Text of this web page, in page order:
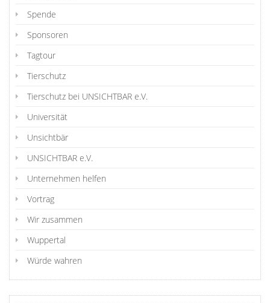
Spende
Sponsoren
Tagtour
Tierschutz
Tierschutz bei UNSICHTBAR e.V.
Universität
Unsichtbär
UNSICHTBAR e.V.
Unternehmen helfen
Vortrag
Wir zusammen
Wuppertal
Würde wahren